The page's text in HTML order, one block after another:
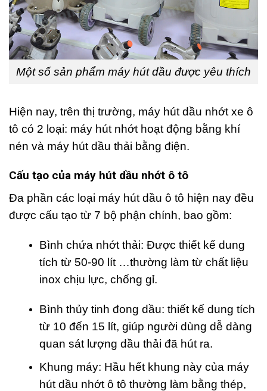
Một số sản phẩm máy hút dầu được yêu thích
Hiện nay, trên thị trường, máy hút dầu nhớt xe ô
tô có 2 loại: máy hút nhớt hoạt động bằng khí
nén và máy hút dầu thải bằng điện.
Cấu tạo của máy hút dầu nhớt ô tô
Đa phần các loại máy hút dầu ô tô hiện nay đều
được cấu tạo từ 7 bộ phận chính, bao gồm:
Bình chứa nhớt thải: Được thiết kế dung
tích từ 50-90 lít …thường làm từ chất liệu
inox chịu lực, chống gỉ.
Bình thủy tinh đong dầu: thiết kế dung tích
từ 10 đến 15 lít, giúp người dùng dễ dàng
quan sát lượng dầu thải đã hút ra.
Khung máy: Hầu hết khung này của máy
hút dầu nhớt ô tô thường làm bằng thép,